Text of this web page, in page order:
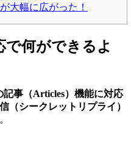
大幅に広がった！
で何ができるよ
事（Articles）機能に対応
（シークレットリプライ）